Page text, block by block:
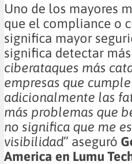
Uno de los mayores
que el compliance o
significa mayor
significa detectar
ciberataques más
empresas que
adicionalmente las
más problemas que
no significa que me
visibilidad” aseguró
America en Lumu